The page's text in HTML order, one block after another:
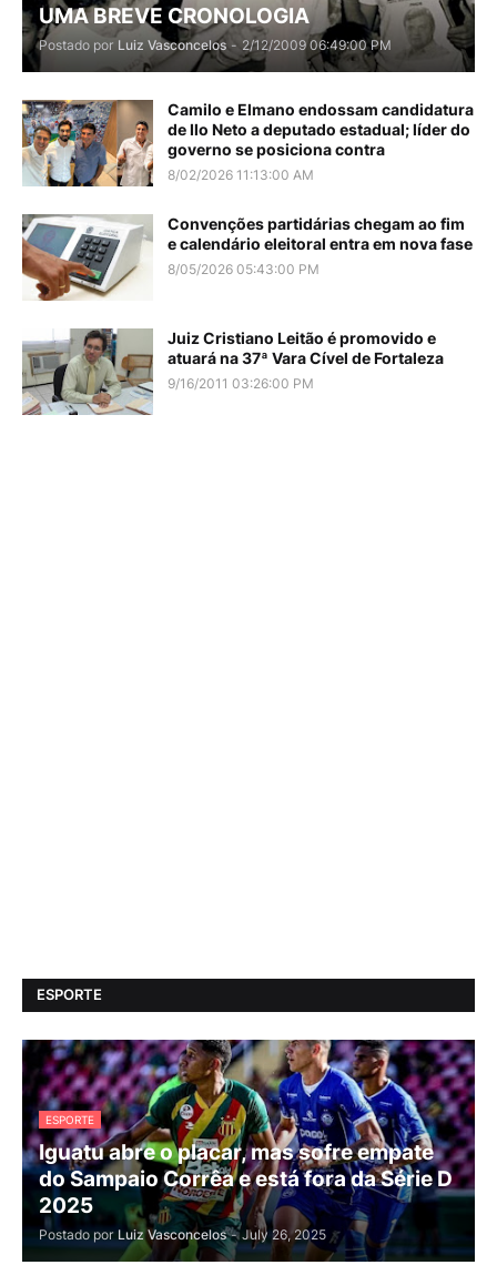
UMA BREVE CRONOLOGIA
Postado por Luiz Vasconcelos - 2/12/2009 06:49:00 PM
Camilo e Elmano endossam candidatura
de Ilo Neto a deputado estadual; líder do
governo se posiciona contra
8/02/2026 11:13:00 AM
Convenções partidárias chegam ao fim
e calendário eleitoral entra em nova fase
8/05/2026 05:43:00 PM
Juiz Cristiano Leitão é promovido e
atuará na 37ª Vara Cível de Fortaleza
9/16/2011 03:26:00 PM
ESPORTE
ESPORTE
Iguatu abre o placar, mas sofre empate
do Sampaio Corrêa e está fora da Série D
2025
Postado por Luiz Vasconcelos - July 26, 2025